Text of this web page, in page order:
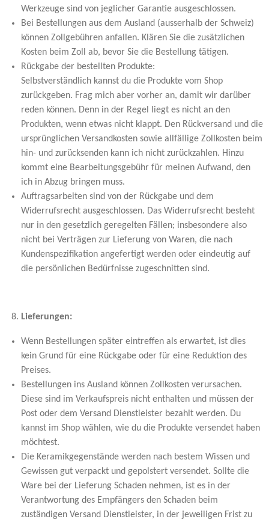
Werkzeuge sind von jeglicher Garantie ausgeschlossen.
Bei Bestellungen aus dem Ausland (ausserhalb der Schweiz)
können Zollgebühren anfallen. Klären Sie die zusätzlichen
Kosten beim Zoll ab, bevor Sie die Bestellung tätigen.
Rückgabe der bestellten Produkte:
Selbstverständlich kannst du die Produkte vom Shop
zurückgeben. Frag mich aber vorher an, damit wir darüber
reden können. Denn in der Regel liegt es nicht an den
Produkten, wenn etwas nicht klappt. Den Rückversand und die
ursprünglichen Versandkosten sowie allfällige Zollkosten beim
hin- und zurücksenden kann ich nicht zurückzahlen. Hinzu
kommt eine Bearbeitungsgebühr für meinen Aufwand, den
ich in Abzug bringen muss.
Auftragsarbeiten sind von der Rückgabe und dem
Widerrufsrecht ausgeschlossen. Das Widerrufsrecht besteht
nur in den gesetzlich geregelten Fällen; insbesondere also
nicht bei Verträgen zur Lieferung von Waren, die nach
Kundenspezifikation angefertigt werden oder eindeutig auf
die persönlichen Bedürfnisse zugeschnitten sind.
Lieferungen:
Wenn Bestellungen später eintreffen als erwartet, ist dies
kein Grund für eine Rückgabe oder für eine Reduktion des
Preises.
Bestellungen ins Ausland können Zollkosten verursachen.
Diese sind im Verkaufspreis nicht enthalten und müssen der
Post oder dem Versand Dienstleister bezahlt werden. Du
kannst im Shop wählen, wie du die Produkte versendet haben
möchtest.
Die Keramikgegenstände werden nach bestem Wissen und
Gewissen gut verpackt und gepolstert versendet. Sollte die
Ware bei der Lieferung Schaden nehmen, ist es in der
Verantwortung des Empfängers den Schaden beim
zuständigen Versand Dienstleister, in der jeweiligen Frist zu